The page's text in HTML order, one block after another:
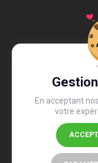
En acceptant
votre